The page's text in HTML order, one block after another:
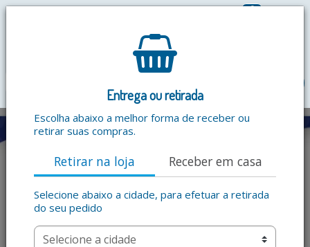
0
Entrega ou retirada
Escolha abaixo a melhor forma de receber ou
retirar suas compras.
Retirar na loja Receber em casa
Selecione abaixo a cidade, para efetuar a retirada
do seu pedido